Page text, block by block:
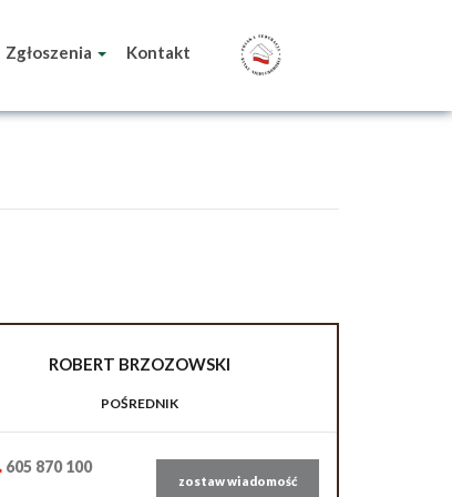
Zgłoszenia Kontakt
ROBERT BRZOZOWSKI
POŚREDNIK
605 870 100
zostaw wiadomość